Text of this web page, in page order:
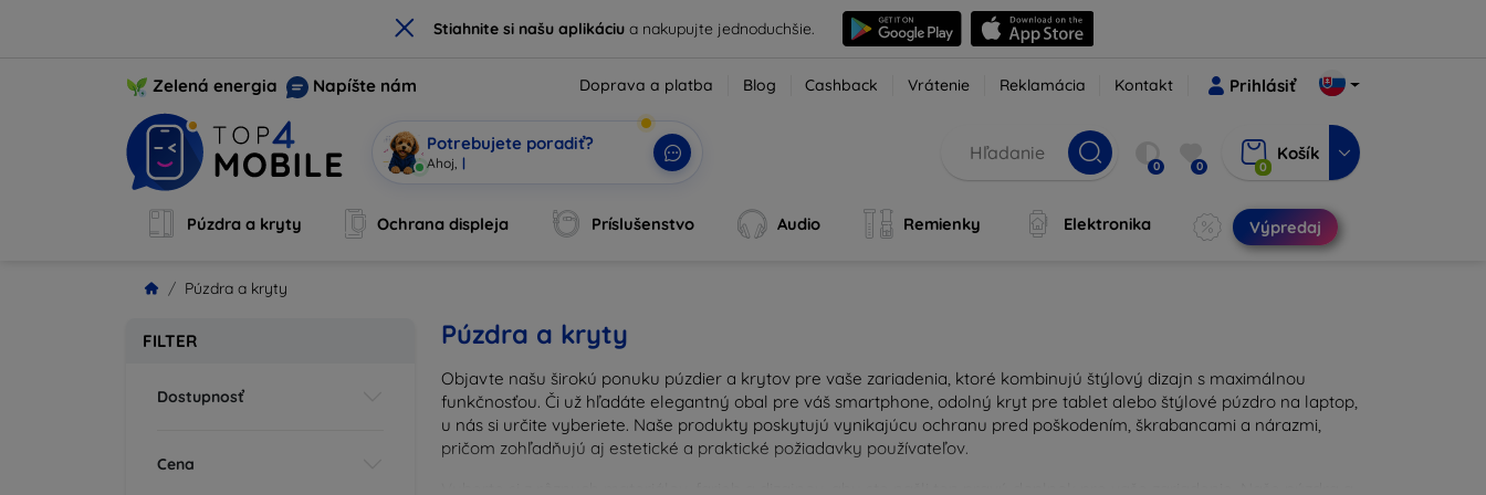
× Stiahnite si našu aplikáciua nakupujte jednoduchšie.
Zelená energia Napíšte nám Doprava a platba Blog Cashback Vrátenie Reklamácia Kontakt Prihlásiť
Potrebujete poradiť?
Som | 0 0 0
Košík
Púzdra a kryty Ochrana displeja Príslušenstvo Audio Remienky Elektronika Výpredaj
Púzdra a kryty
FILTER
Dostupnosť
Cena
Púzdra a kryty
Objavte našu širokú ponuku púzdier a krytov pre vaše zariadenia, ktoré kombinujú štýlový dizajn s maximálnou
funkčnosťou. Či už hľadáte elegantný obal pre váš smartphone, odolný kryt pre tablet alebo štýlové púzdro na laptop,
u nás si určite vyberiete. Naše produkty poskytujú vynikajúcu ochranu pred poškodením, škrabancami a nárazmi,
pričom zohľadňujú aj estetické a praktické požiadavky používateľov.